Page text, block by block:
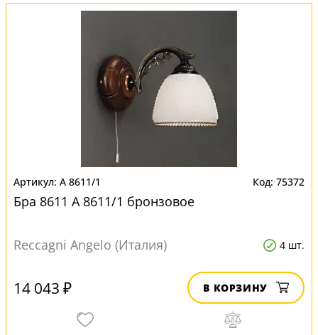
A 8611/1 75372
Бра 8611 A 8611/1 бронзовое
Reccagni Angelo (Италия) 4 шт.
14 043 ₽ В КОРЗИНУ